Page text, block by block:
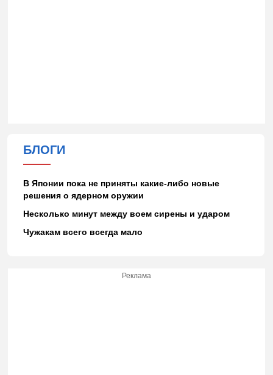
БЛОГИ
В Японии пока не приняты какие-либо новые
решения о ядерном оружии
Несколько минут между воем сирены и ударом
Чужакам всего всегда мало
Реклама